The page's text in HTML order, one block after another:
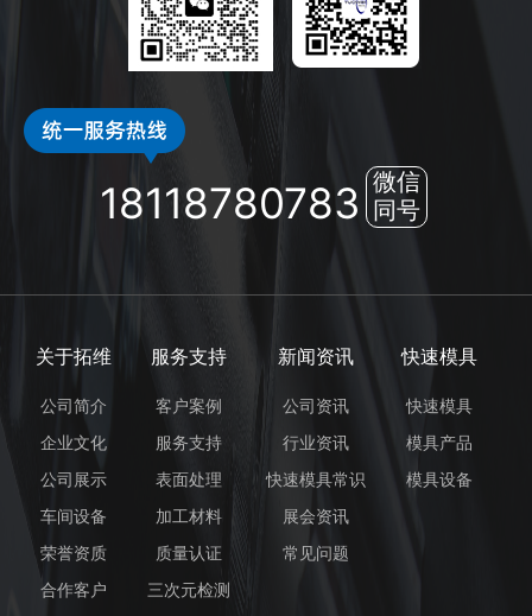
18118780783 微信
同号
关于拓维
公司简介
企业文化
公司展示
车间设备
荣誉资质
合作客户
服务支持
客户案例
服务支持
表面处理
加工材料
质量认证
三次元检测
新闻资讯
公司资讯
行业资讯
快速模具常识
展会资讯
常见问题
快速模具
快速模具
模具产品
模具设备